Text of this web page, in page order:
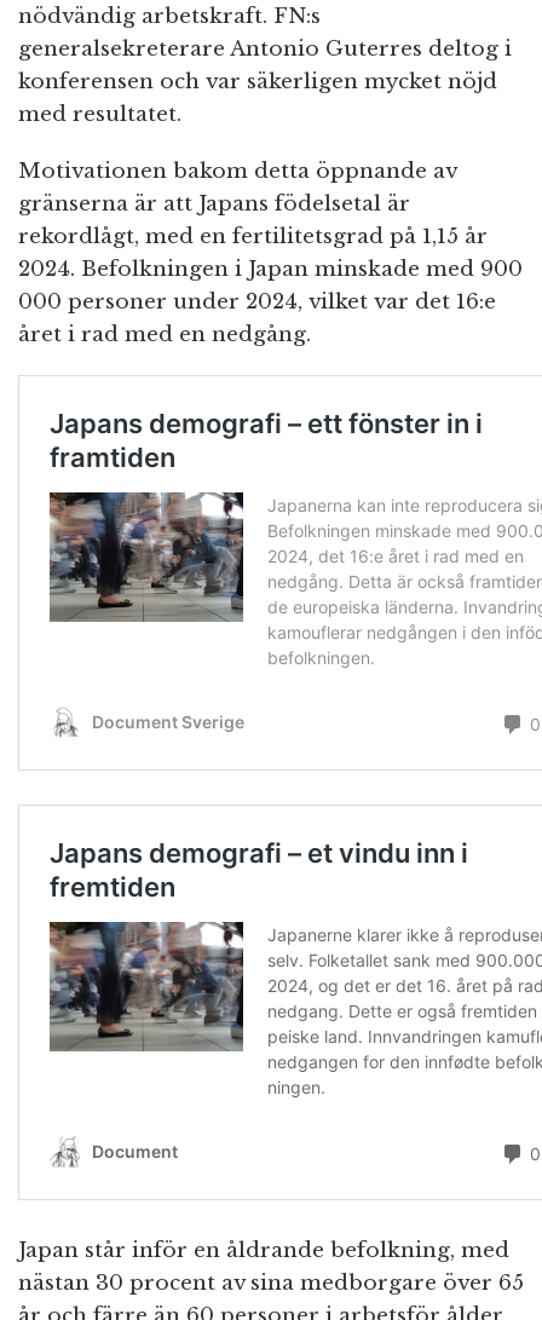
nödvändig arbetskraft. FN:s
generalsekreterare Antonio Guterres deltog i
konferensen och var säkerligen mycket nöjd
med resultatet.
Motivationen bakom detta öppnande av
gränserna är att Japans födelsetal är
rekordlågt, med en fertilitetsgrad på 1,15 år
2024. Befolkningen i Japan minskade med 900
000 personer under 2024, vilket var det 16:e
året i rad med en nedgång.
Japan står inför en åldrande befolkning, med
nästan 30 procent av sina medborgare över 65